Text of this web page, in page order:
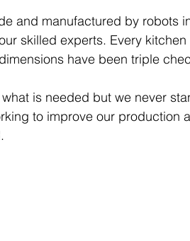
and manufactured by robots
skilled experts. Every
have been triple
is needed but we never
to improve our production